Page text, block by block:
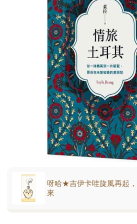
呀哈★吉伊卡哇旋風再起
來